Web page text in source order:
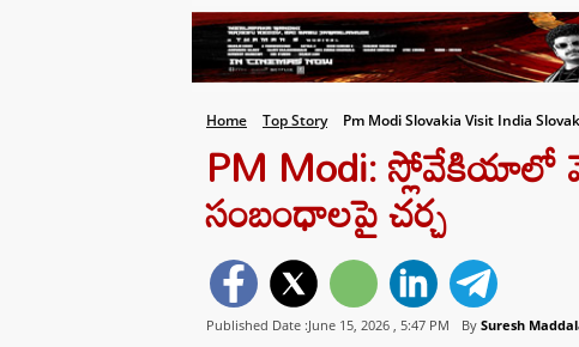
Home Top Story Pm Modi Slovakia Visit India
PM Modi: స్లోవేకియాలో
సంబంధాలపై చర్చ
Published Date :June 15, 2026 , 5:47 PM By Suresh